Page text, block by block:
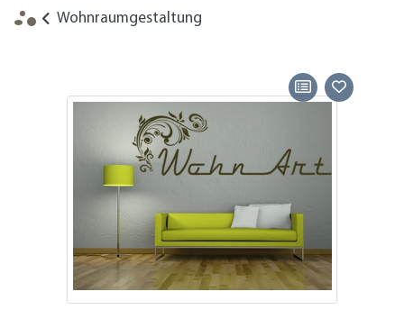
Wohnraumgestaltung